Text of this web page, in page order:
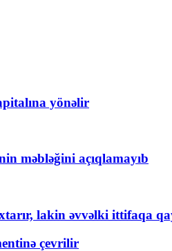
yönəlir
məbləğini açıqlamayıb
lakin əvvəlki ittifaqa
çevrilir